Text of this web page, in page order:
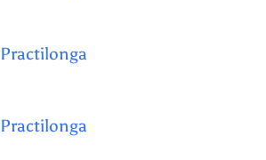
Practilonga
Practilonga